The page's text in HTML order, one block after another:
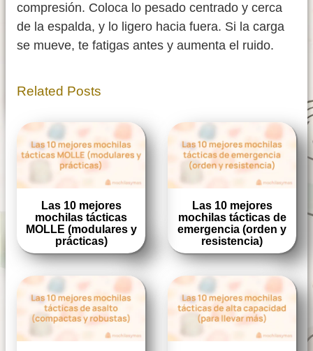
compresión. Coloca lo pesado centrado y cerca
de la espalda, y lo ligero hacia fuera. Si la carga
se mueve, te fatigas antes y aumenta el ruido.
Related Posts
Las 10 mejores
mochilas tácticas
MOLLE (modulares y
prácticas)
Las 10 mejores
mochilas tácticas de
emergencia (orden y
resistencia)